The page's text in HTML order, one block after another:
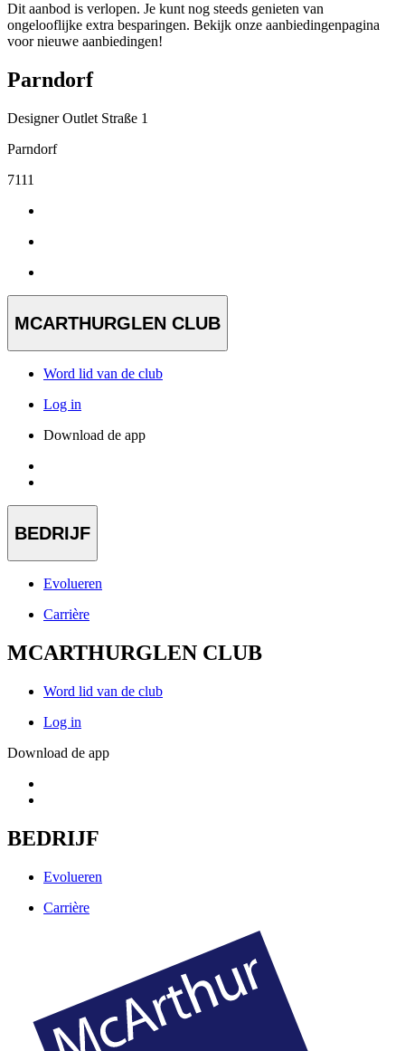
Dit aanbod is verlopen. Je kunt nog steeds genieten van
ongelooflijke extra besparingen. Bekijk onze aanbiedingenpagina
voor nieuwe aanbiedingen!
Parndorf
Designer Outlet Straße 1
Parndorf
7111
MCARTHURGLEN CLUB
Word lid van de club
Log in
Download de app
BEDRIJF
Evolueren
Carrière
MCARTHURGLEN CLUB
Word lid van de club
Log in
Download de app
BEDRIJF
Evolueren
Carrière